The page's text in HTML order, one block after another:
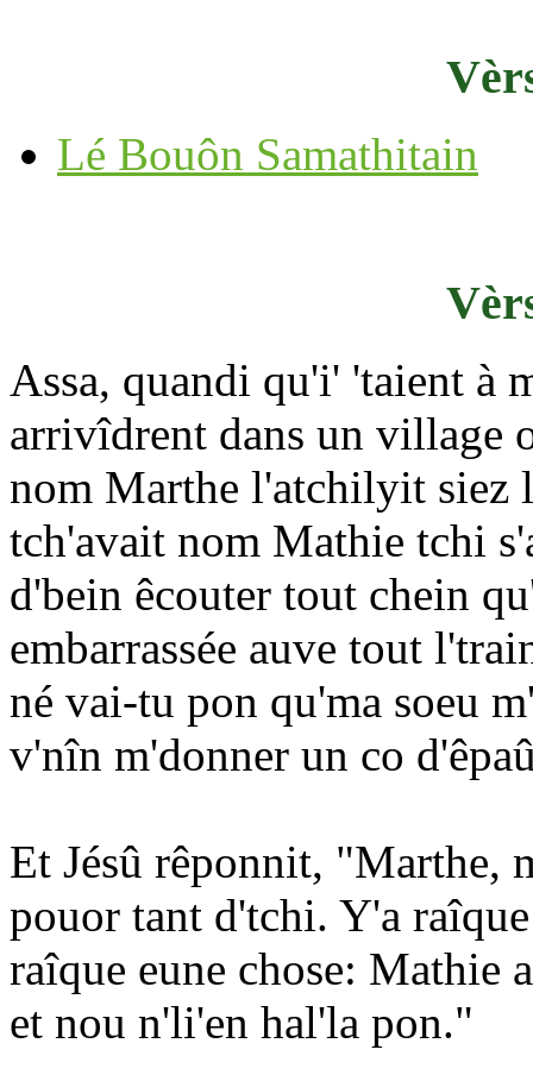
Lé Bouôn Samathitain
Assa, quandi qu'i' 'taient à
arrivîdrent dans un village
nom Marthe l'atchilyit siez
tch'avait nom Mathie tchi
d'bein êcouter tout chein
embarrassée auve tout
né vai-tu pon qu'ma soeu
v'nîn m'donner un co
Et Jésû rêponnit, "Marthe,
pouor tant d'tchi. Y'a
raîque eune chose: Mathie
et nou n'li'en hal'la pon."